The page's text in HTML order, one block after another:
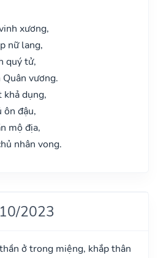
xương,
nữ lang,
quý tử,
vương.
khả dụng,
ôn đậu,
mộ địa,
nhân vong.
2023
ở trong miệng, khắp thân